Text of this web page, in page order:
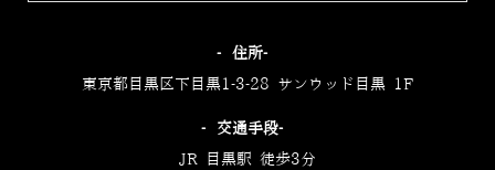
‐住所‐
東京都目黒区下目黒1-3-28 サンウッド目黒 1F
‐交通手段‐
JR 目黒駅 徒歩3分